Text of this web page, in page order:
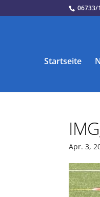
06733/
Startseite
Apr. 3,